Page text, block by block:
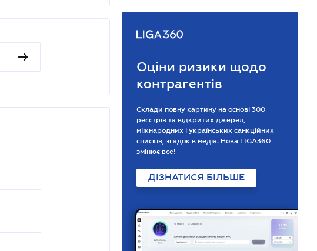
Оціни ризики щодо
контрагентів
Склади повну картину на основі 300
реєстрів та відкритих джерел,
міжнародних і українських санкційних
списків, згадок в медіа. Нова LIGA360
змінює все!
ДІЗНАТИСЯ БІЛЬШЕ